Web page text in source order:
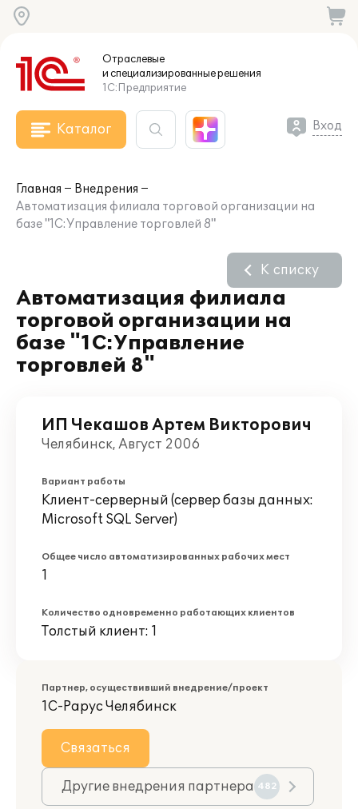
Отраслевые
и специализированныерешения
1С:Предприятие
Каталог Вход
Главная
Внедрения
Автоматизация филиала торговой организации на
базе "1С:Управление торговлей 8"
Автоматизация филиала
торговой организации на
базе "1С:Управление
торговлей 8"
К списку
ИП Чекашов Артем Викторович
Челябинск, Август 2006
Вариант работы
Клиент-серверный (сервер базы данных:
Microsoft SQL Server)
Общее число автоматизированных рабочих мест
1
Количество одновременно работающих клиентов
Толстый клиент: 1
Партнер, осуществивший внедрение/проект
1С-Рарус Челябинск
Связаться
Другие внедрения партнера 482